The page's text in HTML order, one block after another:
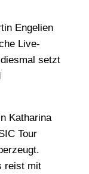
Engelien
Live-
setzt
Katharina
Tour
reist mit